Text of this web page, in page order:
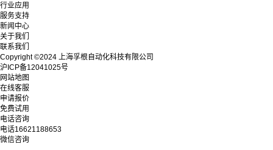
行业应用
服务支持
新闻中心
关于我们
联系我们
Copyright ©2024 上海孚根自动化科技有限公司
沪ICP备12041025号
网站地图
在线客服
申请报价
免费试用
电话咨询
电话16621188653
微信咨询